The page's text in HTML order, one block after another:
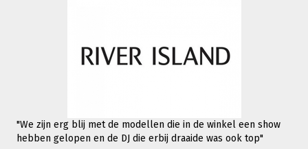
"We zijn erg blij met de modellen die in de winkel een show
hebben gelopen en de DJ die erbij draaide was ook top"